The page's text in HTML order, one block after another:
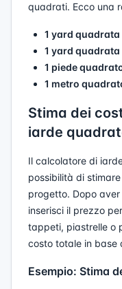
quadrati. Ecco una
1 yard
1 yard
1 piede
1 metro
Stima dei
iarde
Il calcolatore di
possibilità di
progetto. Dopo
inserisci il prezzo
tappeti, piastrelle o
costo totale in base
Esempio: Stima